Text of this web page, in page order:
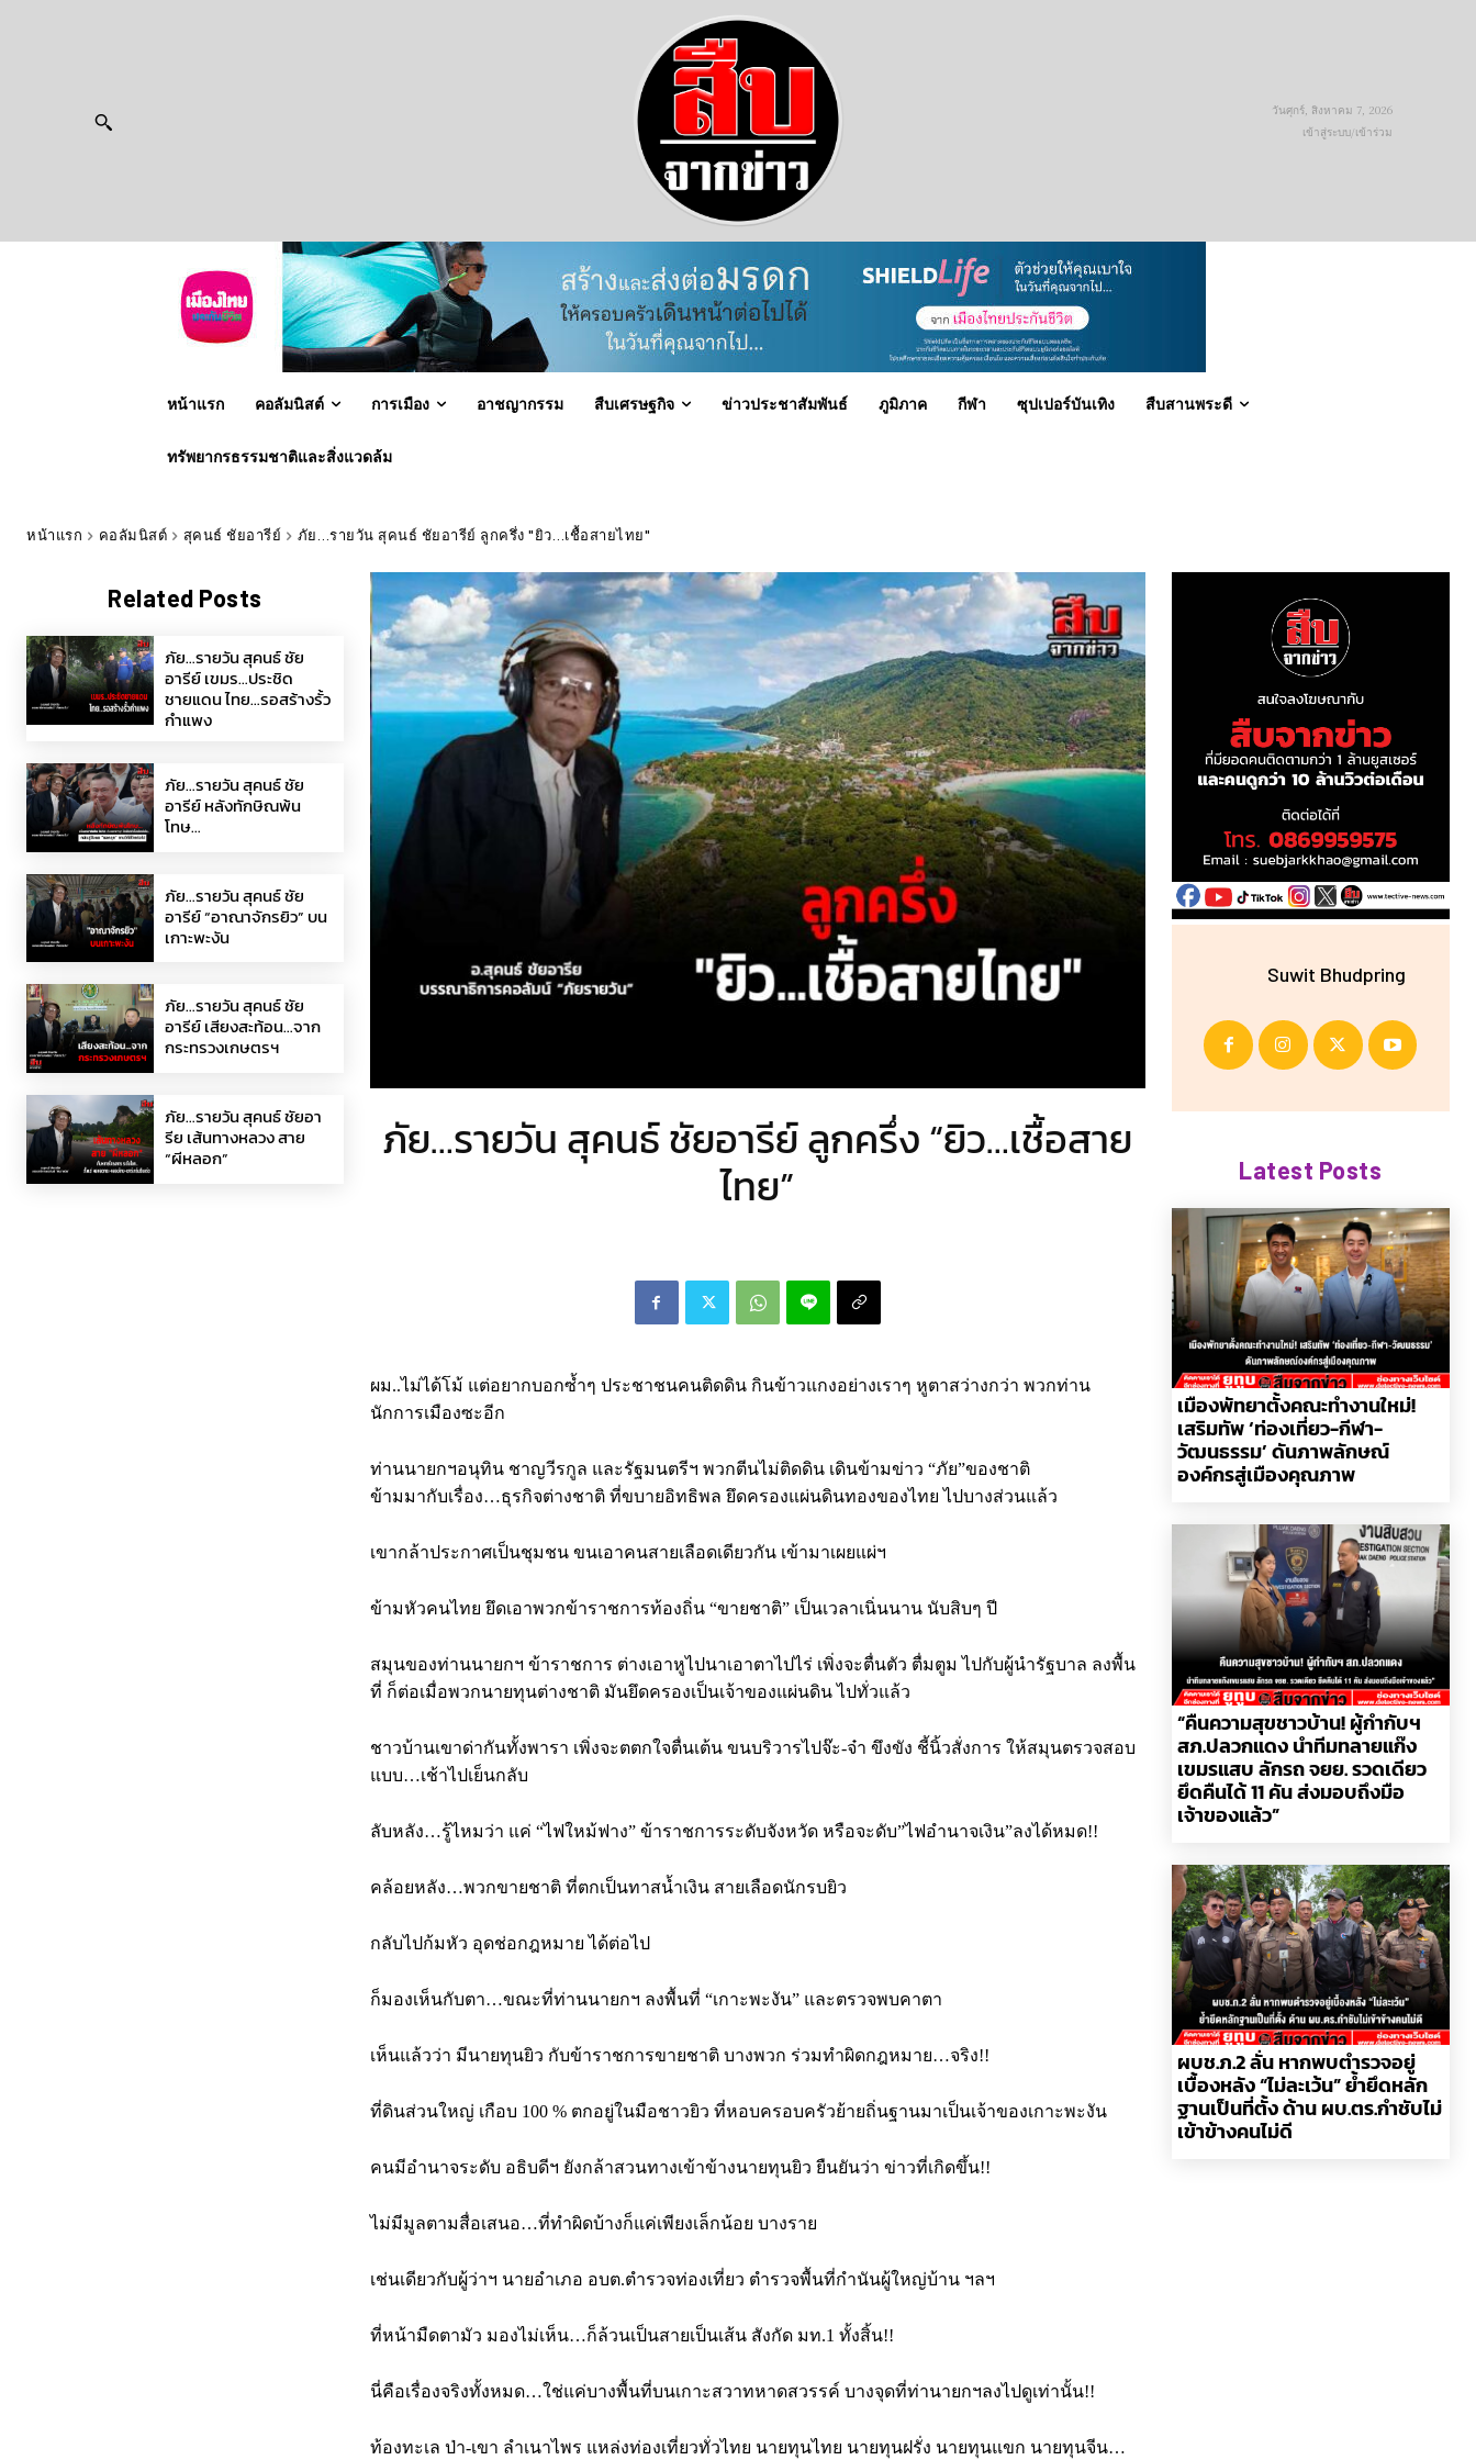
วันศุกร์, สิงหาคม 7, 2026
เข้าสู่ระบบ/เข้าร่วม
หน้าแรก คอลัมนิสต์ การเมือง อาชญากรรม สืบเศรษฐกิจ ข่าวประชาสัมพันธ์ ภูมิภาค กีฬา ซุปเปอร์บันเทิง สืบสานพระดี
ทรัพยากรธรรมชาติและสิ่งแวดล้ม
หน้าแรก คอลัมนิสต์ สุคนธ์ ชัยอารีย์ ภัย…รายวัน สุคนธ์ ชัยอารีย์ ลูกครึ่ง "ยิว…เชื้อสายไทย"
Related Posts
ภัย…รายวัน สุคนธ์ ชัย
อารีย์ เขมร…ประชิด
ชายแดน ไทย…รอสร้างรั้ว
กำแพง
ภัย…รายวัน สุคนธ์ ชัย
อารีย์ หลังทักษิณพ้น
โทษ…
ภัย…รายวัน สุคนธ์ ชัย
อารีย์ “อาณาจักรยิว” บน
เกาะพะงัน
ภัย…รายวัน สุคนธ์ ชัย
อารีย์ เสียงสะท้อน…จาก
กระทรวงเกษตรฯ
ภัย…รายวัน สุคนธ์ ชัยอา
รีย เส้นทางหลวง สาย
“ผีหลอก”
ภัย…รายวัน สุคนธ์ ชัยอารีย์ ลูกครึ่ง “ยิว…เชื้อสาย
ไทย”
ผม..ไม่ได้โม้ แต่อยากบอกซ้ำๆ ประชาชนคนติดดิน กินข้าวแกงอย่างเราๆ หูตาสว่างกว่า พวกท่าน
นักการเมืองซะอีก
ท่านนายกฯอนุทิน ชาญวีรกูล และรัฐมนตรีฯ พวกตีนไม่ติดดิน เดินข้ามข่าว “ภัย”ของชาติ
ข้ามมากับเรื่อง…ธุรกิจต่างชาติ ที่ขบายอิทธิพล ยึดครองแผ่นดินทองของไทย ไปบางส่วนแล้ว
เขากล้าประกาศเป็นชุมชน ขนเอาคนสายเลือดเดียวกัน เข้ามาเผยแผ่ฯ
ข้ามหัวคนไทย ยึดเอาพวกข้าราชการท้องถิ่น “ขายชาติ” เป็นเวลาเนิ่นนาน นับสิบๆ ปี
สมุนของท่านนายกฯ ข้าราชการ ต่างเอาหูไปนาเอาตาไปไร่ เพิ่งจะตื่นตัว ตื่มตูม ไปกับผู้นำรัฐบาล ลงพื้น
ที่ ก็ต่อเมื่อพวกนายทุนต่างชาติ มันยึดครองเป็นเจ้าของแผ่นดิน ไปทั่วแล้ว
ชาวบ้านเขาด่ากันทั้งพารา เพิ่งจะตตกใจตื่นเต้น ขนบริวารไปจ๊ะ-จ๋า ขึงขัง ชี้นิ้วสั่งการ ให้สมุนตรวจสอบ
แบบ…เช้าไปเย็นกลับ
ลับหลัง…รู้ไหมว่า แค่ “ไฟใหม้ฟาง” ข้าราชการระดับจังหวัด หรือจะดับ”ไฟอำนาจเงิน”ลงได้หมด!!
คล้อยหลัง…พวกขายชาติ ที่ตกเป็นทาสน้ำเงิน สายเลือดนักรบยิว
กลับไปก้มหัว อุดช่อกฎหมาย ได้ต่อไป
ก็มองเห็นกับตา…ขณะที่ท่านนายกฯ ลงพื้นที่ “เกาะพะงัน” และตรวจพบคาตา
เห็นแล้วว่า มีนายทุนยิว กับข้าราชการขายชาติ บางพวก ร่วมทำผิดกฎหมาย…จริง!!
ที่ดินส่วนใหญ่ เกือบ 100 % ตกอยู่ในมือชาวยิว ที่หอบครอบครัวย้ายถิ่นฐานมาเป็นเจ้าของเกาะพะงัน
คนมีอำนาจระดับ อธิบดีฯ ยังกล้าสวนทางเข้าข้างนายทุนยิว ยืนยันว่า ข่าวที่เกิดขึ้น!!
ไม่มีมูลตามสื่อเสนอ…ที่ทำผิดบ้างก็แค่เพียงเล็กน้อย บางราย
เช่นเดียวกับผู้ว่าฯ นายอำเภอ อบต.ตำรวจท่องเที่ยว ตำรวจพื้นที่กำนันผู้ใหญ่บ้าน ฯลฯ
ที่หน้ามืดตามัว มองไม่เห็น…ก็ล้วนเป็นสายเป็นเส้น สังกัด มท.1 ทั้งสิ้น!!
นี่คือเรื่องจริงทั้งหมด…ใช่แค่บางพื้นที่บนเกาะสวาทหาดสวรรค์ บางจุดที่ท่านายกฯลงไปดูเท่านั้น!!
ท้องทะเล ป่า-เขา ลำเนาไพร แหล่งท่องเที่ยวทั่วไทย นายทุนไทย นายทุนฝรั่ง นายทุนแขก นายทุนจีน…
Suwit Bhudpring
Latest Posts
เมืองพัทยาตั้งคณะทำงานใหม่!
เสริมทัพ ‘ท่องเที่ยว-กีฬา-
วัฒนธรรม’ ดันภาพลักษณ์
องค์กรสู่เมืองคุณภาพ
“คืนความสุขชาวบ้าน! ผู้กำกับฯ
สภ.ปลวกแดง นำทีมทลายแก๊ง
เขมรแสบ ลักรถ จยย. รวดเดียว
ยึดคืนได้ 11 คัน ส่งมอบถึงมือ
เจ้าของแล้ว”
ผบช.ภ.2 ลั่น หากพบตำรวจอยู่
เบื้องหลัง “ไม่ละเว้น” ย้ำยึดหลัก
ฐานเป็นที่ตั้ง ด้าน ผบ.ตร.กำชับไม่
เข้าข้างคนไม่ดี